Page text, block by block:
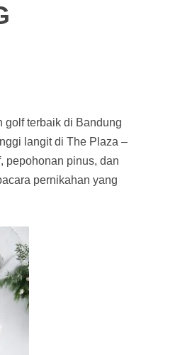
golf terbaik di Bandung
langit di The Plaza –
pepohonan pinus, dan
pernikahan yang